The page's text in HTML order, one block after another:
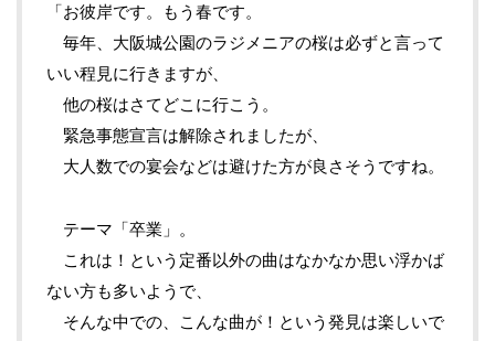
「お彼岸です。もう春です。
毎年、大阪城公園のラジメニアの桜は必ずと言って
いい程見に行きますが、
他の桜はさてどこに行こう。
緊急事態宣言は解除されましたが、
大人数での宴会などは避けた方が良さそうですね。
テーマ「卒業」。
これは！という定番以外の曲はなかなか思い浮かば
ない方も多いようで、
そんな中での、こんな曲が！という発見は楽しいで